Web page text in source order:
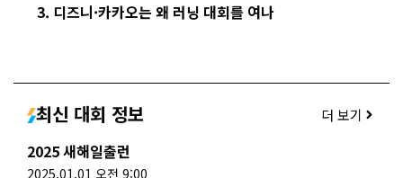
디즈니·카카오는 왜 러닝 대회를 여나
최신 대회 정보 더 보기
2025 새해일출런
2025.01.01 오전 9:00